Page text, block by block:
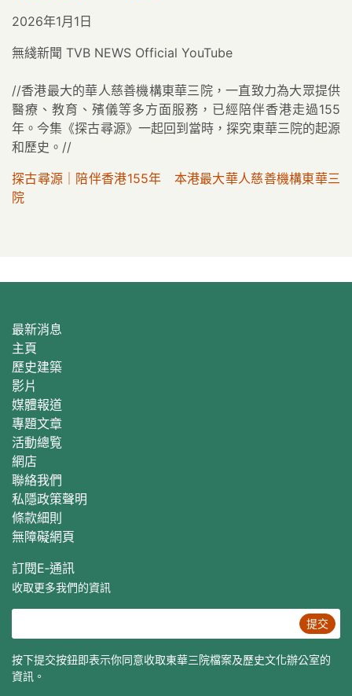
2026年1月1日
無綫新聞 TVB NEWS Official YouTube
//香港最大的華人慈善機構東華三院，一直致力為大眾提供
醫療、教育、殯儀等多方面服務，已經陪伴香港走過155
年。今集《探古尋源》一起回到當時，探究東華三院的起源
和歷史。//
探古尋源｜陪伴香港155年 本港最大華人慈善機構東華三
院
最新消息
主頁
歷史建築
影片
媒體報道
專題文章
活動總覧
網店
聯絡我們
私隱政策聲明
條款細則
無障礙網頁
訂閱E‐通訊
收取更多我們的資訊
提交
按下提交按鈕即表示你同意收取東華三院檔案及歷史文化辦公室的
資訊。